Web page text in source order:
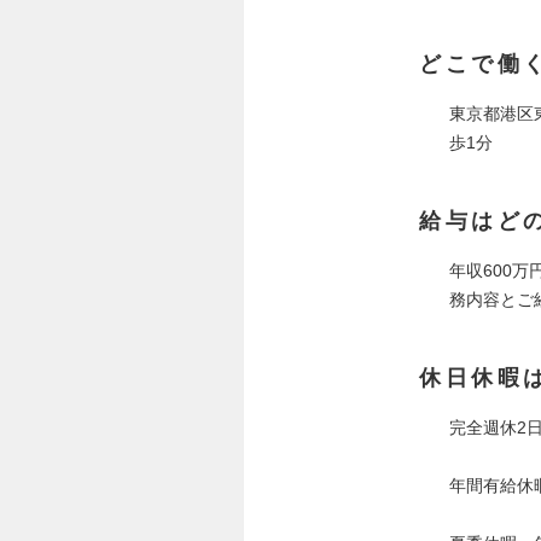
どこで働
東京都港区
歩1分
給与はど
年収600万
務内容とご
休日休暇
完全週休2
年間有給休